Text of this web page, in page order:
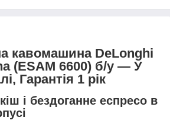
кавомашина DeLonghi
(ESAM 6600) б/у — У
Гарантія 1 рік
і бездоганне еспресо в